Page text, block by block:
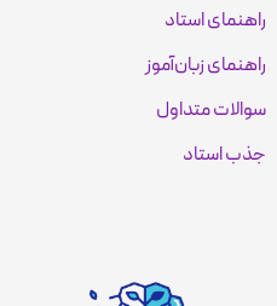
راهنمای استاد
راهنمای زبان‌آموز
سوالات متداول
جذب استاد